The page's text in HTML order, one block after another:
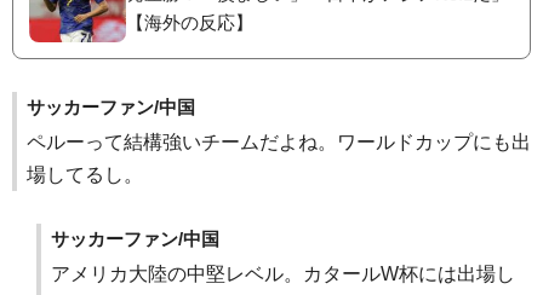
【海外の反応】
サッカーファン/中国
ペルーって結構強いチームだよね。ワールドカップにも出
場してるし。
サッカーファン/中国
アメリカ大陸の中堅レベル。カタールW杯には出場し